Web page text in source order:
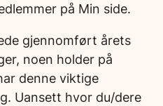
på Min side.
gjennomført årets
noen holder på
denne viktige
Uansett hvor du/dere